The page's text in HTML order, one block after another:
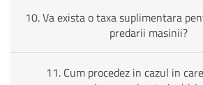
10. Va exista o taxa suplimentara
predarii masinii?
11. Cum procedez in cazul in